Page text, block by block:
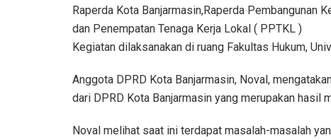
Raperda Kota Banjarmasin,Raperda Pembangunan
dan Penempatan Tenaga Kerja Lokal ( PPTKL )
Kegiatan dilaksanakan di ruang Fakultas Hukum,
Anggota DPRD Kota Banjarmasin, Noval,
dari DPRD Kota Banjarmasin yang merupakan
Noval melihat saat ini terdapat masalah-masalah